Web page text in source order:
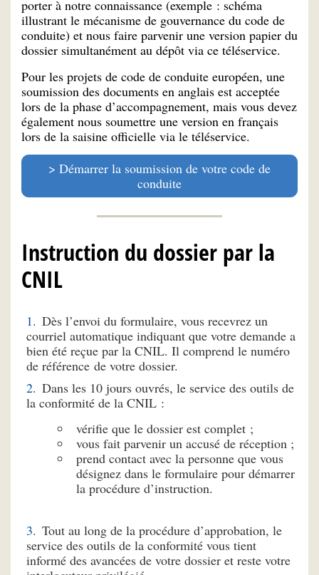
porter à notre connaissance (exemple : schéma
illustrant le mécanisme de gouvernance du code de
conduite) et nous faire parvenir une version papier du
dossier simultanément au dépôt via ce téléservice.
Pour les projets de code de conduite européen, une
soumission des documents en anglais est acceptée
lors de la phase d’accompagnement, mais vous devez
également nous soumettre une version en français
lors de la saisine officielle via le téléservice.
Démarrer la soumission de votre code de
conduite
Instruction du dossier par la
CNIL
Dès l’envoi du formulaire, vous recevrez un
courriel automatique indiquant que votre demande a
bien été reçue par la CNIL. Il comprend le numéro
de référence de votre dossier.
Dans les 10 jours ouvrés, le service des outils de
la conformité de la CNIL :
vérifie que le dossier est complet ;
vous fait parvenir un accusé de réception ;
prend contact avec la personne que vous
désignez dans le formulaire pour démarrer
la procédure d’instruction.
Tout au long de la procédure d’approbation, le
service des outils de la conformité vous tient
informé des avancées de votre dossier et reste votre